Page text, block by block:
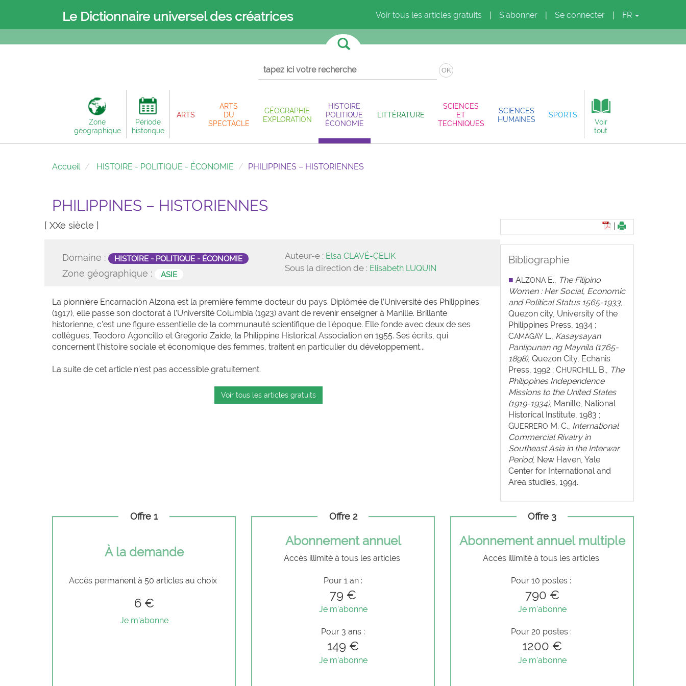
Le Dictionnaire universel des créatrices Voir tous les articles gratuits S'abonner Se connecter FR
OK
Zone
géographique
Période
historique
ARTS
ARTS
DU
SPECTACLE
GÉOGRAPHIE
EXPLORATION
HISTOIRE
POLITIQUE
ÉCONOMIE
LITTÉRATURE
SCIENCES
ET
TECHNIQUES
SCIENCES
HUMAINES
SPORTS
Voir
tout
Accueil HISTOIRE - POLITIQUE - ÉCONOMIE PHILIPPINES – HISTORIENNES
PHILIPPINES – HISTORIENNES
[ XXe siècle ]
Domaine : HISTOIRE - POLITIQUE - ÉCONOMIE
Zone géographique : ASIE
Auteur-e : Elsa CLAVÉ-ÇELIK
Sous la direction de : Elisabeth LUQUIN
La pionnière Encarnación Alzona est la première femme docteur du pays. Diplômée de l’Université des Philippines
(1917), elle passe son doctorat à l’Université Columbia (1923) avant de revenir enseigner à Manille. Brillante
historienne, c’est une figure essentielle de la communauté scientifique de l’époque. Elle fonde avec deux de ses
collègues, Teodoro Agoncillo et Gregorio Zaide, la Philippine Historical Association en 1955. Ses écrits, qui
concernent l’histoire sociale et économique des femmes, traitent en particulier du développement...
La suite de cet article n'est pas accessible gratuitement.
Voir tous les articles gratuits
Bibliographie
■ A LZONAE., The Filipino
Women : Her Social, Economic
and Political Status 1565-1933,
Quezon city, University of the
Philippines Press, 1934 ;
CAMAGAYL., Kasaysayan
Panlipunan ng Maynila (1765-
1898), Quezon City, Echanis
Press, 1992 ; CHURCHILL B., The
Philippines Independence
Missions to the United States
(1919-1934), Manille, National
Historical Institute, 1983 ;
GUERRERO M. C., International
Commercial Rivalry in
Southeast Asia in the Interwar
Period, New Haven, Yale
Center for International and
Area studies, 1994.
Offre 1
À la demande
Accès permanent à 50 articles au choix
6 €
Je m'abonne
Offre 2
Abonnement annuel
Accès illimité à tous les articles
Pour 1 an :
79 €
Je m'abonne
Pour 3 ans :
149 €
Je m'abonne
Offre 3
Abonnement annuel multiple
Accès illimité à tous les articles
Pour 10 postes :
790 €
Je m'abonne
Pour 20 postes :
1200 €
Je m'abonne